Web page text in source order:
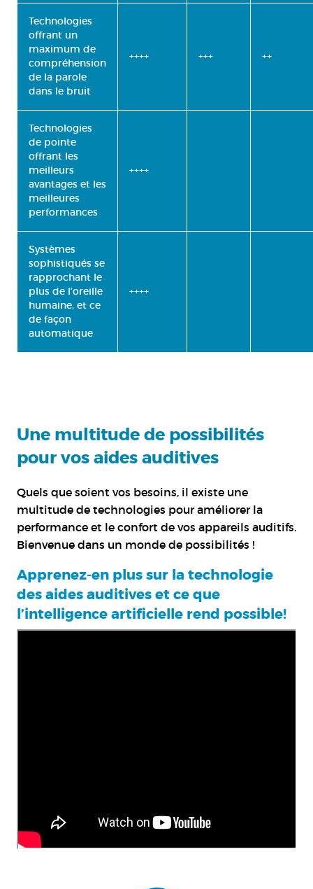
Technologies
offrant un
maximum de
compréhension
de la parole
dans le bruit
++++ +++ ++
Technologies
de pointe
offrant les
meilleurs
avantages et les
meilleures
performances
++++
Systèmes
sophistiqués se
rapprochant le
plus de l’oreille
humaine, et ce
de façon
automatique
++++
Une multitude de possibilités
pour vos aides auditives
Quels que soient vos besoins, il existe une
multitude de technologies pour améliorer la
performance et le confort de vos appareils auditifs.
Bienvenue dans un monde de possibilités !
Apprenez-en plus sur la technologie
des aides auditives et ce que
l’intelligence artificielle rend possible!